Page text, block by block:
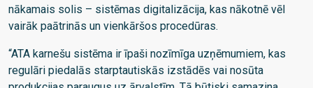
nākamais solis – sistēmas digitalizācija, kas nākotnē vēl
vairāk paātrinās un vienkāršos procedūras.
“ATA karnešu sistēma ir īpaši nozīmīga uzņēmumiem, kas
regulāri piedalās starptautiskās izstādēs vai nosūta